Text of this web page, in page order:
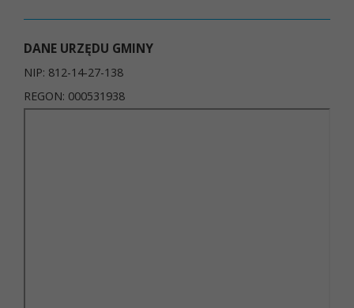
DANE URZĘDU GMINY
NIP: 812-14-27-138
REGON: 000531938